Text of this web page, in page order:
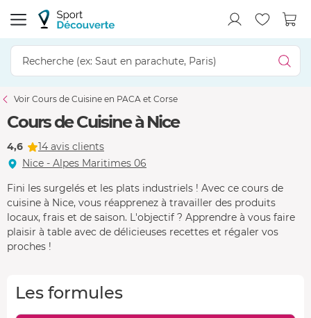
Voir Cours de Cuisine en PACA et Corse
Cours de Cuisine à Nice
4,6
14 avis clients
Nice - Alpes Maritimes 06
Fini les surgelés et les plats industriels ! Avec ce cours de
cuisine à Nice, vous réapprenez à travailler des produits
locaux, frais et de saison. L'objectif ? Apprendre à vous faire
plaisir à table avec de délicieuses recettes et régaler vos
proches !
Les formules